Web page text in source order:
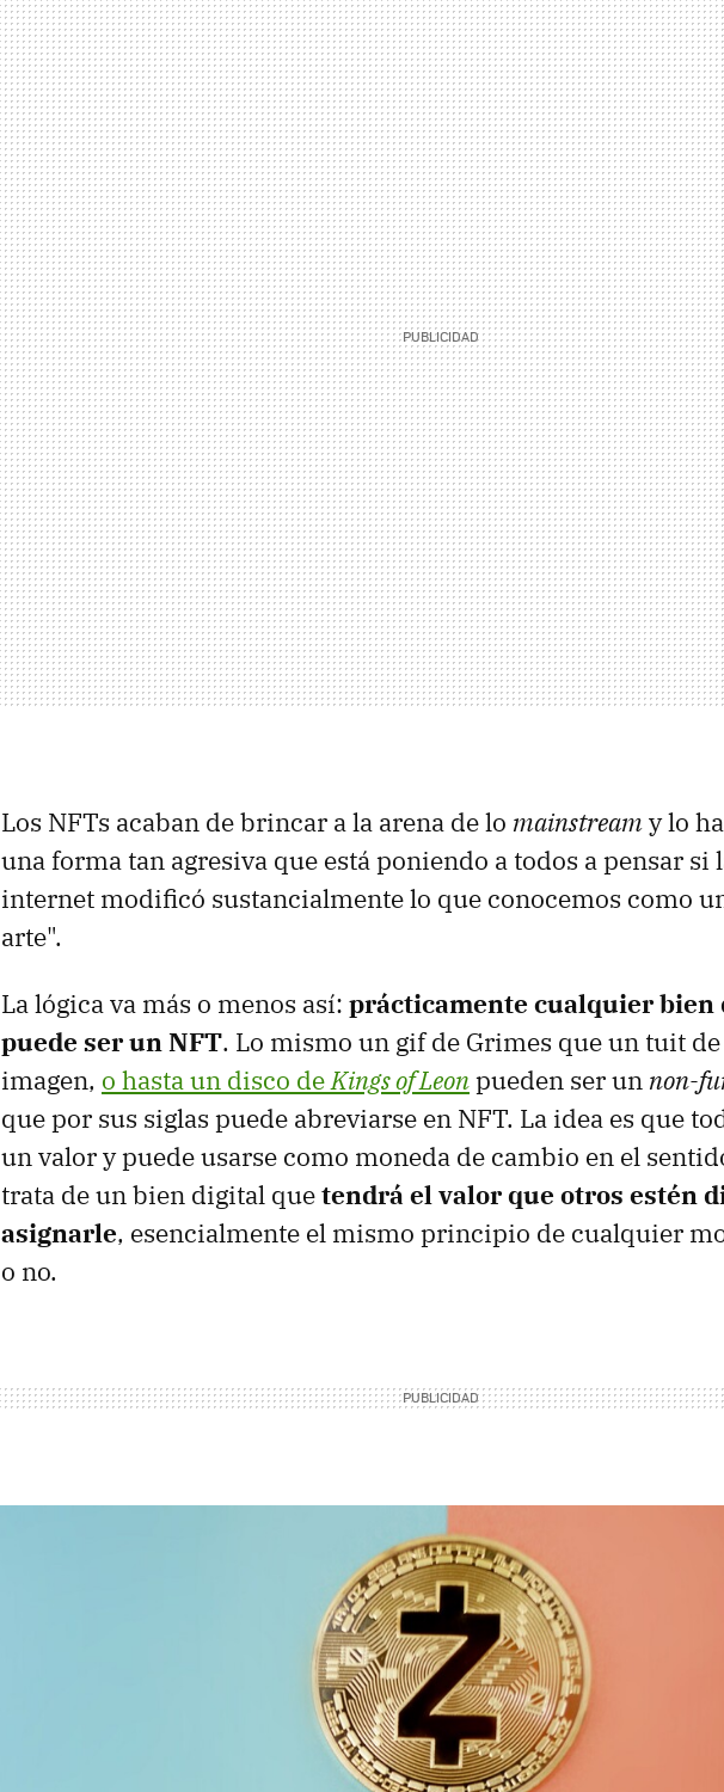
Los NFTs acaban de brincar a la arena de lo mainstreamy lo
una forma tan agresiva que está poniendo a todos a pensar si
internet modificó sustancialmente lo que conocemos como
arte".
La lógica va más o menos así: prácticamente cualquier bien
puede ser un NFT. Lo mismo un gif de Grimes que un tuit
imagen, o hasta un disco deKings of Leonpueden ser un non-
que por sus siglas puede abreviarse en NFT. La idea es que
un valor y puede usarse como moneda de cambio en el
trata de un bien digital quetendrá el valor que otros estén
asignarle, esencialmente el mismo principio de cualquier
o no.